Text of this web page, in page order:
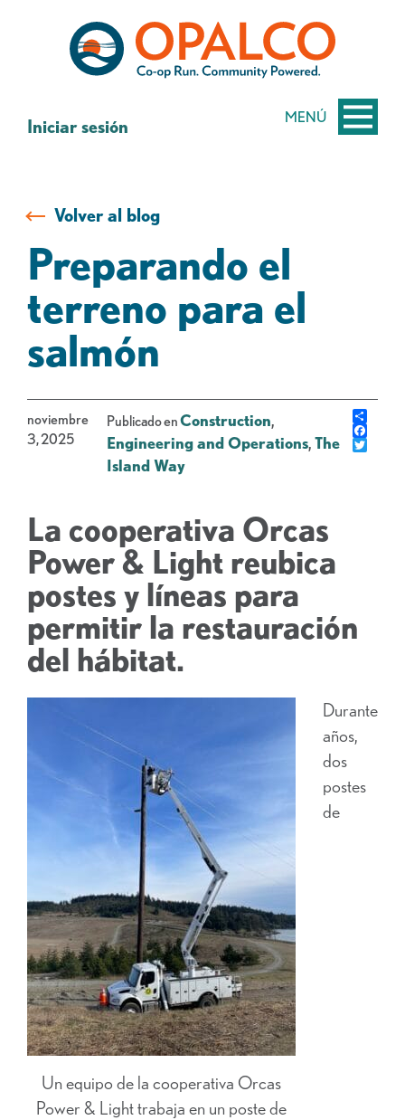
contenido
MENÚ
Iniciar sesión
Volver al blog
Preparando el
terreno para el
salmón
noviembre
3, 2025
Publicado enConstruction,
Engineering and Operations, The
Island Way
Share
La cooperativa Orcas
Power & Light reubica
postes y líneas para
permitir la restauración
del hábitat.
Un equipo de la cooperativa Orcas
Power & Light trabaja en un poste de
Durante
años,
dos
postes
de